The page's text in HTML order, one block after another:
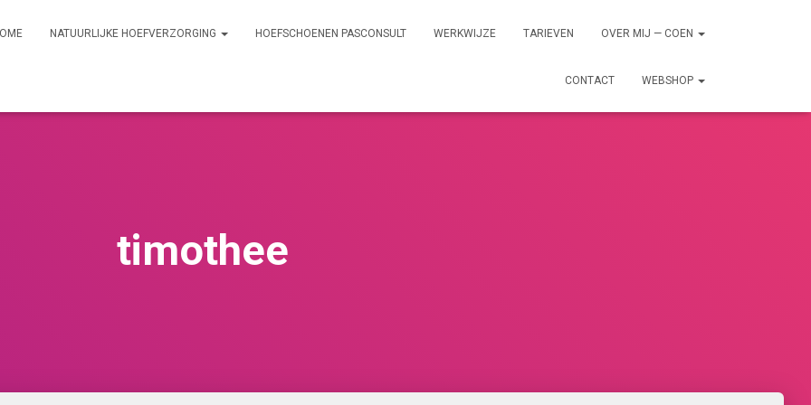
NATUURLIJKE HOEFVERZORGING HOEFSCHOENEN PASCONSULT WERKWIJZE TARIEVEN OVER MIJ — COEN
CONTACT WEBSHOP
timothee